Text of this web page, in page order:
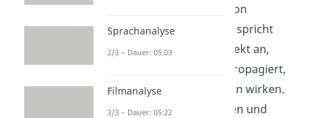
Alkohol ist der Schutz von
Jugendlichen. Werbung spricht
junge Menschen oft direkt an,
indem sie Lebensstile propagiert,
die attraktiv und modern wirken.
Besonders bei Zigaretten und
Sprachanalyse
2/3 – Dauer: 05:03
Filmanalyse
3/3 – Dauer: 05:22